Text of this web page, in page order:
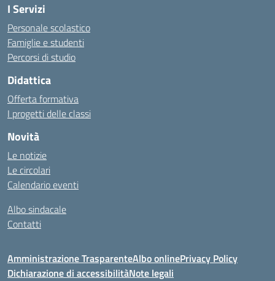
I Servizi
Personale scolastico
Famiglie e studenti
Percorsi di studio
Didattica
Offerta formativa
I progetti delle classi
Novità
Le notizie
Le circolari
Calendario eventi
Albo sindacale
Contatti
Amministrazione TrasparenteAlbo onlinePrivacy Policy
Dichiarazione di accessibilitàNote legali